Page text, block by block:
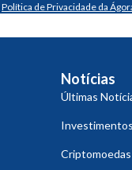
Política de Privacidade da
Notícias
Últimas
Investimentos
Criptomoedas